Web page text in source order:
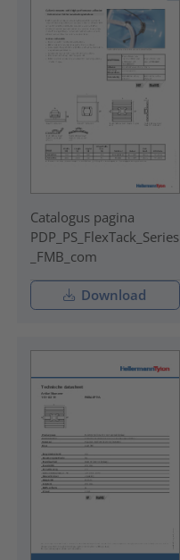
Catalogus pagina
PDP_PS_FlexTack_Series
_FMB_com
Download